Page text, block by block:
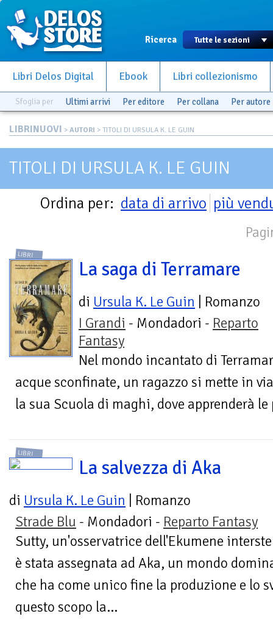
Ricerca
Libri Delos Digital Ebook Libri collezionismo
Sfoglia per Ultimi arrivi Per editore Per collana Per autore
LIBRINUOVI > AUTORI > TITOLI DI URSULA K. LE GUIN
TITOLI DI URSULA K. LE GUIN
Ordina per: data di arrivo più
LIBRI
La saga di Terramare
di Ursula K. Le Guin | Romanzo
I Grandi - Mondadori - Reparto
Fantasy
Nel mondo incantato di
acque sconfinate, un ragazzo si mette in
la sua Scuola di maghi, dove apprenderà
LIBRI
La salvezza di Aka
di Ursula K. Le Guin | Romanzo
Strade Blu - Mondadori - Reparto Fantasy
Sutty, un'osservatrice dell'Ekumene
è stata assegnata ad Aka, un mondo
che ha come unico fine la produzione e lo
questo scopo la...